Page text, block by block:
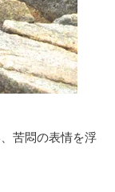
苦悶の表情を浮